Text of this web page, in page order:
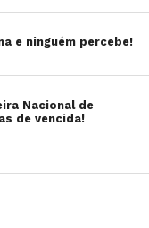
e ninguém percebe!
Nacional de
de vencida!